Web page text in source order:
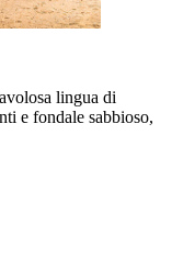
lingua di
e fondale sabbioso,